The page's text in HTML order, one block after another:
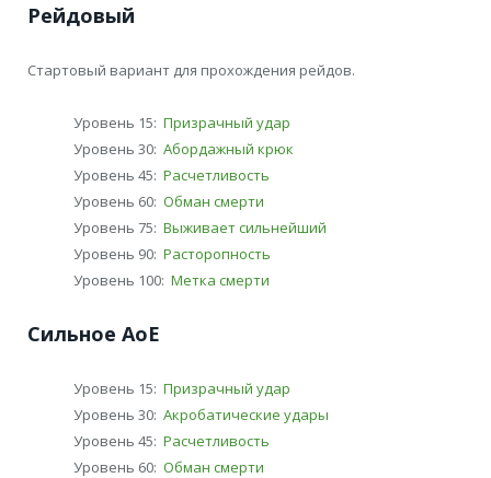
Рейдовый
Стартовый вариант для прохождения рейдов.
Уровень 15: Призрачный удар
Уровень 30: Абордажный крюк
Уровень 45: Расчетливость
Уровень 60: Обман смерти
Уровень 75: Выживает сильнейший
Уровень 90: Расторопность
Уровень 100: Метка смерти
Сильное АоЕ
Уровень 15: Призрачный удар
Уровень 30: Акробатические удары
Уровень 45: Расчетливость
Уровень 60: Обман смерти